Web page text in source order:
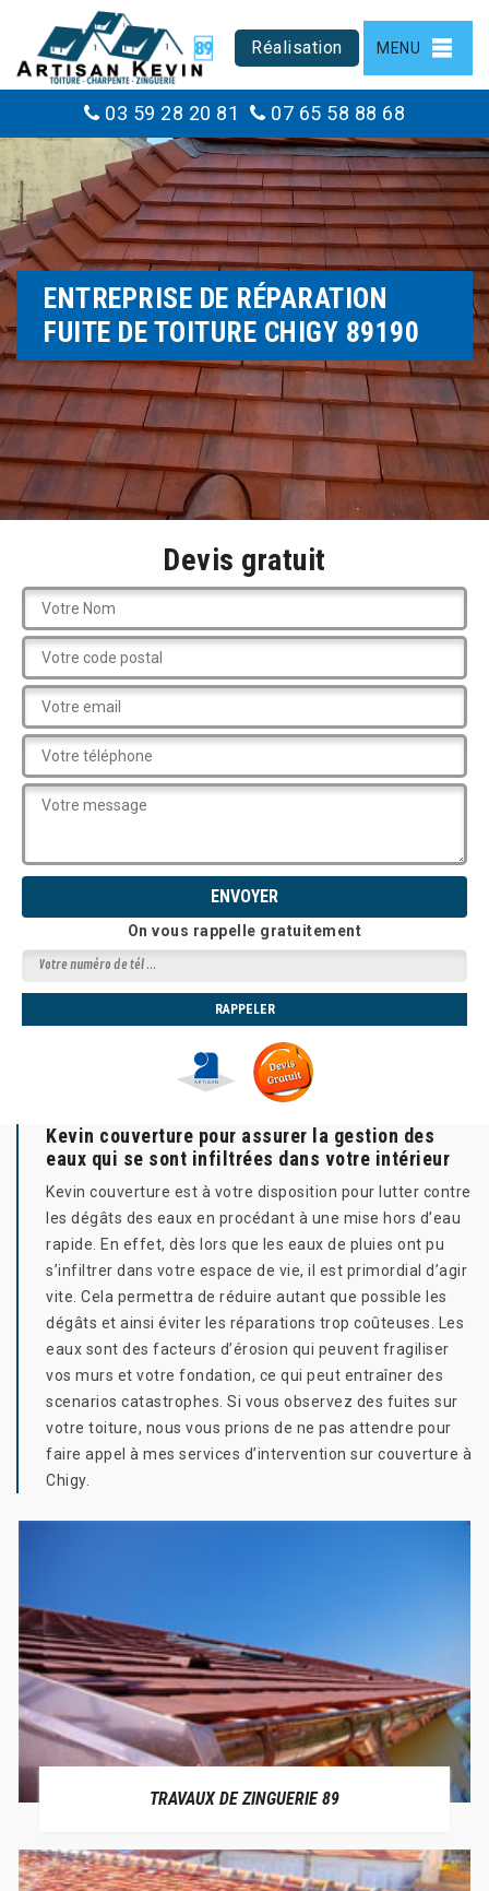
Réalisation MENU
03 59 28 20 81 07 65 58 88 68
ENTREPRISE DE RÉPARATION
FUITE DE TOITURE CHIGY 89190
Devis gratuit
On vous rappelle gratuitement
Kevin couverture pour assurer la gestion des
eaux qui se sont infiltrées dans votre intérieur
Kevin couverture est à votre disposition pour lutter contre
les dégâts des eaux en procédant à une mise hors d’eau
rapide. En effet, dès lors que les eaux de pluies ont pu
s’infiltrer dans votre espace de vie, il est primordial d’agir
vite. Cela permettra de réduire autant que possible les
dégâts et ainsi éviter les réparations trop coûteuses. Les
eaux sont des facteurs d’érosion qui peuvent fragiliser
vos murs et votre fondation, ce qui peut entraîner des
scenarios catastrophes. Si vous observez des fuites sur
votre toiture, nous vous prions de ne pas attendre pour
faire appel à mes services d’intervention sur couverture à
Chigy.
TRAVAUX DE ZINGUERIE 89